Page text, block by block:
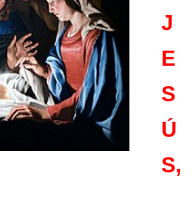
J
E
S
Ú
S,